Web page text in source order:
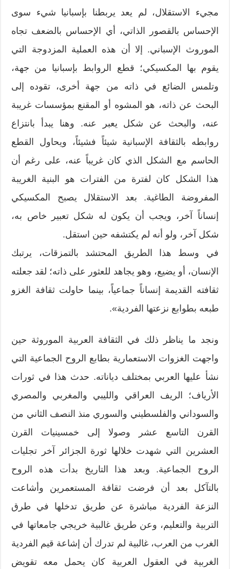
مجيء الاستقلال، لم يعد يربطنا بإسبانيا شيء سوى
الإحساس بالقصور الذاتي، أي الإحساس بالضعف تجاه
الموروث الإسباني. إلا أن هذه العملية المزدوجة التي
يقوم بها المكسيكي؛ قطع الروابط بإسبانيا من جهة،
وتلمس الضائع في ذاته من جهة أخرى، تقوده إلى
البحث عن ذاته، هو المشوه أو المقنع بمؤسسات غريبة
عنه، والبحث عن شكل يعبر عنه. وهنا يبدأ بانتزاع
روابطه بالثقافة الإسبانية شيئاً فشيئاً، ويحاول القطع
الحاسم مع الشكل الذي كان غريباً عنه، على رغم أن
هذا الشكل كان لفترة من الفترات هو البنية الغريبة
المفروضة الطاغية. بعد الاستقلال يصبح المكسيكي
إنساناً آخر، ويجب أن يكون له شكل تعبير خاص به،
شكل آخر، ولو أنه لم يكتشفه حين استقل.
في وسط هذا الطريق المحتشد بالتمزقات، يرتبك
الإنسان، أو يضيع، وهو يجاهد للعثور على ذاته؛ لقد جعلته
ثقافته القديمة إنساناً جماعياً، بينما حاولت ثقافة الغزو
طبعه بطوابع نزعتها الفردية».
ونجد ما يناظر ذلك في الثقافة العربية الموروثة حين
واجهت الغزوات الاستعمارية بطابع الروح الجماعية التي
نشأ عليها العربي بمختلف دياناته. حدث هذا في ثورات
الأرياف؛ الريف العراقي والليبي والمغربي والمصري
والسوداني والفلسطيني والسوري منذ النصف الثاني من
القرن التاسع عشر وصولا إلى خمسينيات القرن
العشرين التي شهدت خلالها ثورة الجزائر آخر تجليات
الروح الجماعية. وبعد هذا التاريخ بدأت هذه الروح
بالتآكل بعد أن فرضت ثقافة المستعمرين وأشاعت
النزعة الفردية مباشرة عن طريق تدخلها في طرق
التربية والتعليم، وعن طريق غالبية خريجي جامعاتها في
الغرب من العرب، غالبية لم تدرك أن إشاعة قيم الفردية
الغربية في العقول العربية كان يحمل معه تقويض